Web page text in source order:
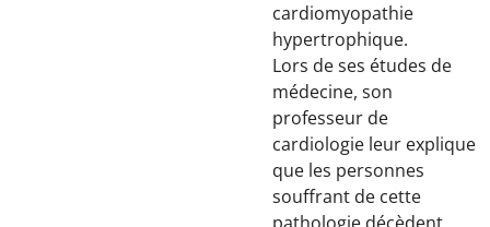
cardiomyopathie
hypertrophique.
Lors de ses études de
médecine, son
professeur de
cardiologie leur explique
que les personnes
souffrant de cette